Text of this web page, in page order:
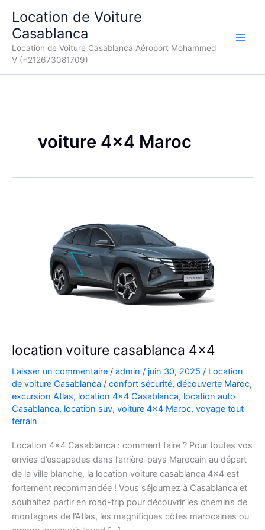
contenu
Location de Voiture
Casablanca
Location de Voiture Casablanca Aéroport Mohammed
V (+212673081709)
voiture 4×4 Maroc
location voiture casablanca 4×4
Laisser un commentaire / admin / juin 30, 2025 / Location
de voiture Casablanca / confort sécurité, découverte Maroc,
excursion Atlas, location 4x4 Casablanca, location auto
Casablanca, location suv, voiture 4x4 Maroc, voyage tout-
terrain
Location 4×4 Casablanca : comment faire ? Pour toutes vos
envies d’escapades dans l’arrière-pays Marocain au départ
de la ville blanche, la location voiture casablanca 4×4 est
fortement recommandée ! Vous séjournez à Casablanca et
souhaitez partir en road-trip pour découvrir les chemins de
montagnes de l’Atlas, les magnifiques côtes marocaines ou